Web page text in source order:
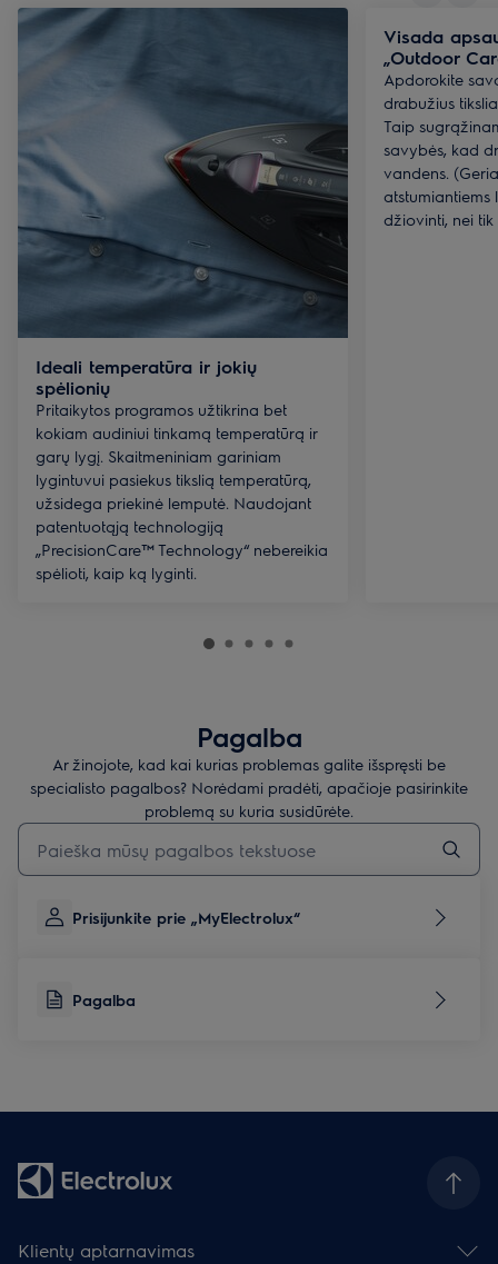
Ideali temperatūra ir jokių
spėlionių
Pritaikytos programos užtikrina bet
kokiam audiniui tinkamą temperatūrą ir
garų lygį. Skaitmeniniam gariniam
lygintuvui pasiekus tikslią temperatūrą,
užsidega priekinė lemputė. Naudojant
patentuotąją technologiją
„PrecisionCare™ Technology“ nebereikia
spėlioti, kaip ką lyginti.
Visada
„Outdoor
Apdorokite
drabužius
Taip
savybės, kad
vandens.
džiovinti, nei
Pagalba
Ar žinojote, kad kai kurias problemas galite išspręsti be
specialisto pagalbos? Norėdami pradėti, apačioje pasirinkite
problemą su kuria susidūrėte.
Įveskite tekstą, jei norite ieškoti pagalbinių straipsnių
Prisijunkite prie „MyElectrolux“
Pagalba
Klientų aptarnavimas